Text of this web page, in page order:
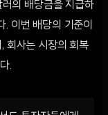
의 배당금을 지급하
이번 배당의 기준이
회사는 시장의 회복
.